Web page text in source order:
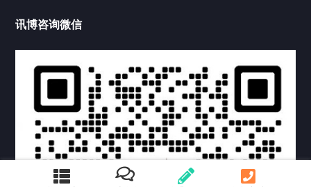
讯博咨询微信